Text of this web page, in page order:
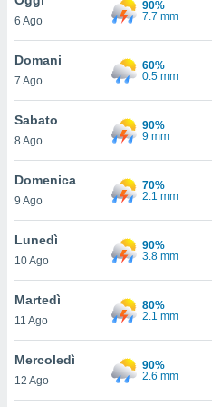
è
al sito
di
ci
di
il
un
la
nella
6 Ago
90%
7.7 mm
Domani
7 Ago
60%
0.5 mm
Sabato
8 Ago
90%
9 mm
Domenica
9 Ago
70%
2.1 mm
Lunedì
10 Ago
90%
3.8 mm
Martedì
11 Ago
80%
2.1 mm
Mercoledì
12 Ago
90%
2.6 mm